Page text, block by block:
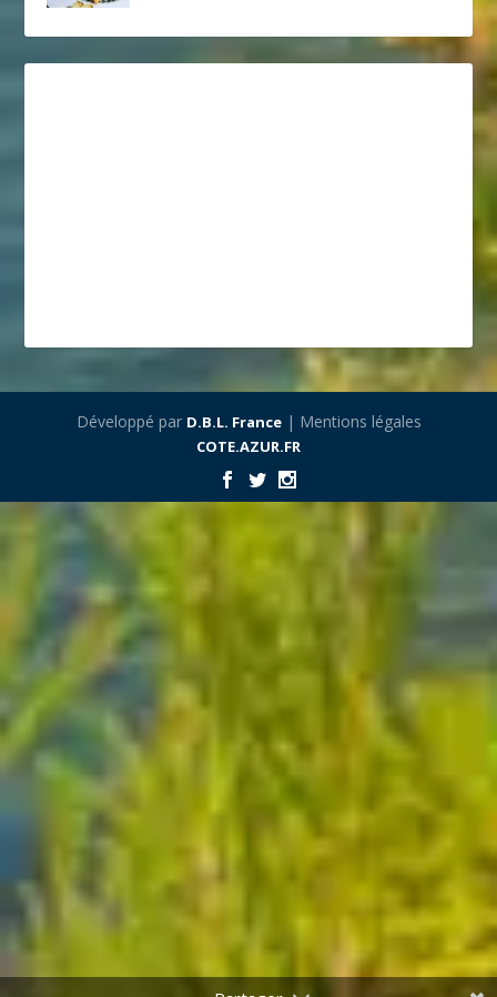
Développé par D.B.L. France| Mentions légales
COTE.AZUR.FR